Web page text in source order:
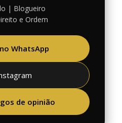
| Blogueiro
e Ordem
WhatsApp
de opinião